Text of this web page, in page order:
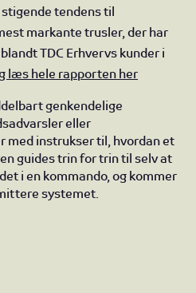
tendens til
markante trusler, der har
TDC Erhvervs kunder i
læs hele rapporten her
genkendelige
eller
instrukser til, hvordan et
guides trin for trin til selv at
i en kommando, og kommer
systemet.